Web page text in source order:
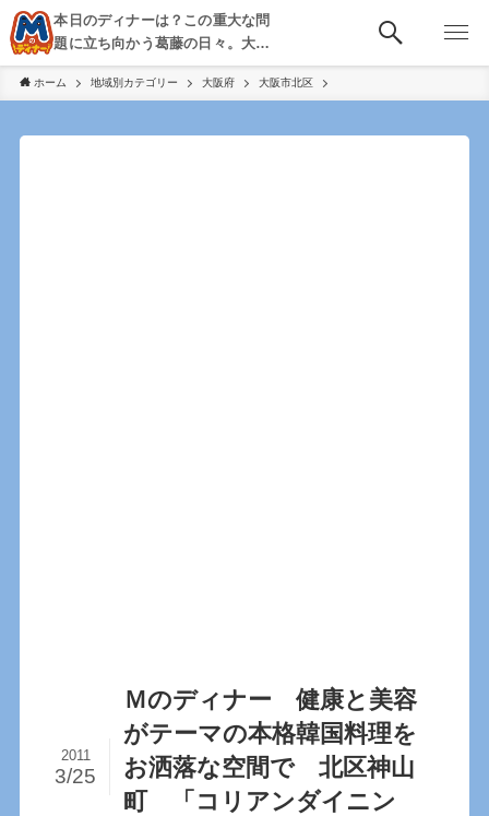
本日のディナーは？この重大な問
題に立ち向かう葛藤の日々。大
阪・京都・神戸を中心とした食べ
歩き、飲み歩きを綴る。
ホーム 地域別カテゴリー 大阪府 大阪市北区
Ｍのディナー 健康と美容
がテーマの本格韓国料理を
お洒落な空間で 北区神山
町 「コリアンダイニン
2011
3/25